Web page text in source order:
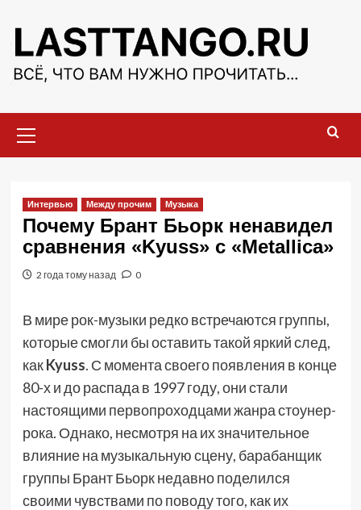
содержимому
меню
Интервью Между прочим Музыка
Почему Брант Бьорк ненавидел
сравнения «Kyuss» с «Metallica»
2 года тому назад 0
В мире рок-музыки редко встречаются группы,
которые смогли бы оставить такой яркий след,
какKyuss. С момента своего появления в конце
80-х и до распада в 1997 году, они стали
настоящими первопроходцами жанра стоунер-
рока. Однако, несмотря на их значительное
влияние на музыкальную сцену, барабанщик
группы Брант Бьорк недавно поделился
своими чувствами по поводу того, как их